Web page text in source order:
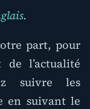
.
part, pour
l’actualité
suivre les
en suivant le